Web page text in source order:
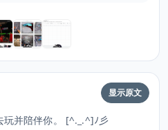
显示原文
玩并陪伴你。 [^._.^]ﾉ彡